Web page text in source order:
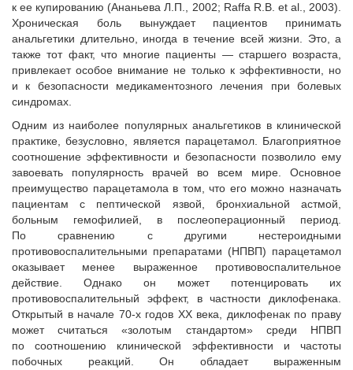
к ее купированию (Ананьева Л.П., 2002; Raffa R.B. et al., 2003).
Хроническая боль вынуждает пациентов принимать
анальгетики длительно, иногда в течение всей жизни. Это, а
также тот факт, что многие пациенты — старшего возраста,
привлекает особое внимание не только к эффективности, но
и к безопасности медикаментозного лечения при болевых
синдромах.
Одним из наиболее популярных анальгетиков в клинической
практике, безусловно, является парацетамол. Благоприятное
соотношение эффективности и безопасности позволило ему
завоевать популярность врачей во всем мире. Основное
преимущество парацетамола в том, что его можно назначать
пациентам с пептической язвой, бронхиальной астмой,
больным гемофилией, в послеоперационный период.
По сравнению с другими нестероидными
противовоспалительными препаратами (НПВП) парацетамол
оказывает менее выраженное противовоспалительное
действие. Однако он может потенцировать их
противовоспалительный эффект, в частности диклофенака.
Открытый в начале 70-х годов ХХ века, диклофенак по праву
может считаться «золотым стандартом» среди НПВП
по соотношению клинической эффективности и частоты
побочных реакций. Он обладает выраженным